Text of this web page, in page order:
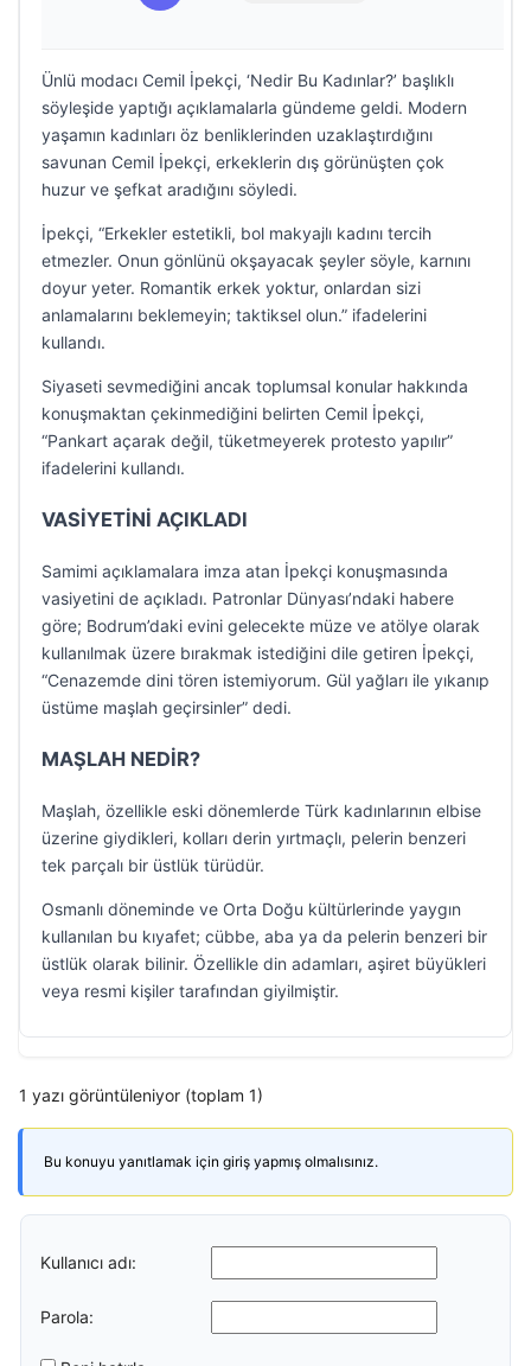
Ünlü modacı Cemil İpekçi, ‘Nedir Bu Kadınlar?’ başlıklı
söyleşide yaptığı açıklamalarla gündeme geldi. Modern
yaşamın kadınları öz benliklerinden uzaklaştırdığını
savunan Cemil İpekçi, erkeklerin dış görünüşten çok
huzur ve şefkat aradığını söyledi.
İpekçi, “Erkekler estetikli, bol makyajlı kadını tercih
etmezler. Onun gönlünü okşayacak şeyler söyle, karnını
doyur yeter. Romantik erkek yoktur, onlardan sizi
anlamalarını beklemeyin; taktiksel olun.” ifadelerini
kullandı.
Siyaseti sevmediğini ancak toplumsal konular hakkında
konuşmaktan çekinmediğini belirten Cemil İpekçi,
“Pankart açarak değil, tüketmeyerek protesto yapılır”
ifadelerini kullandı.
VASİYETİNİ AÇIKLADI
Samimi açıklamalara imza atan İpekçi konuşmasında
vasiyetini de açıkladı. Patronlar Dünyası’ndaki habere
göre; Bodrum’daki evini gelecekte müze ve atölye olarak
kullanılmak üzere bırakmak istediğini dile getiren İpekçi,
“Cenazemde dini tören istemiyorum. Gül yağları ile yıkanıp
üstüme maşlah geçirsinler” dedi.
MAŞLAH NEDİR?
Maşlah, özellikle eski dönemlerde Türk kadınlarının elbise
üzerine giydikleri, kolları derin yırtmaçlı, pelerin benzeri
tek parçalı bir üstlük türüdür.
Osmanlı döneminde ve Orta Doğu kültürlerinde yaygın
kullanılan bu kıyafet; cübbe, aba ya da pelerin benzeri bir
üstlük olarak bilinir. Özellikle din adamları, aşiret büyükleri
veya resmi kişiler tarafından giyilmiştir.
1 yazı görüntüleniyor (toplam 1)
Bu konuyu yanıtlamak için giriş yapmış olmalısınız.
Kullanıcı adı:
Parola: